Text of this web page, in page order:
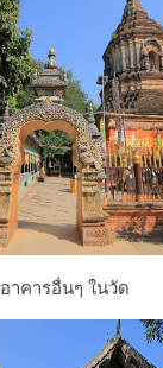
อาคารอื่นๆ ในวัด